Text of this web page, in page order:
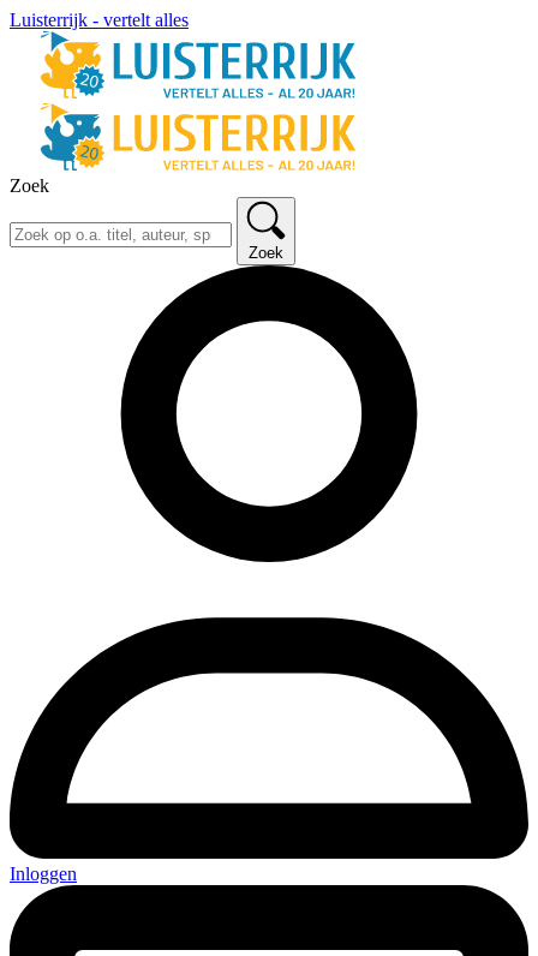
Luisterrijk - vertelt alles
Zoek
Zoek
Inloggen